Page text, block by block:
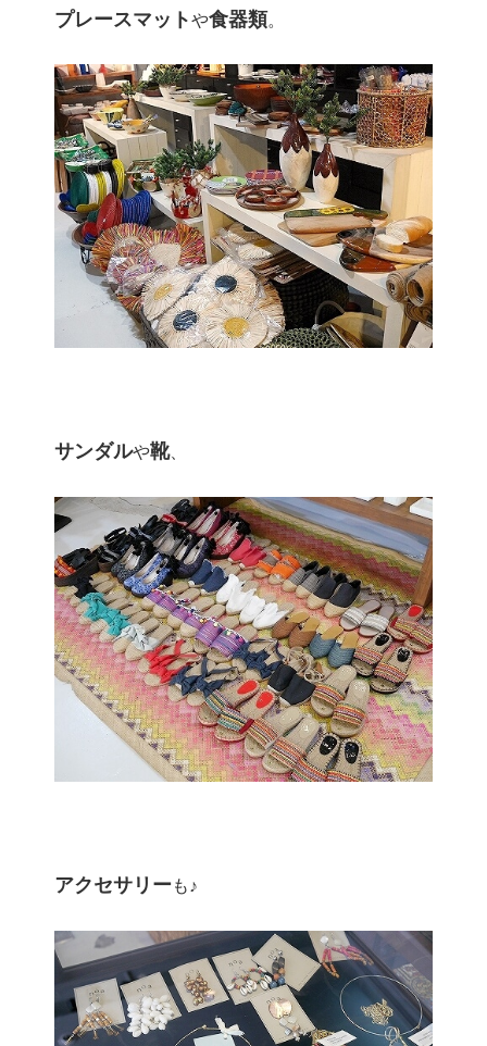
プレースマットや食器類。
サンダルや靴、
アクセサリーも♪